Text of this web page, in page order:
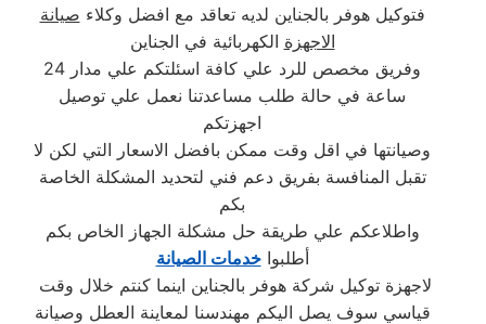
فتوكيل هوفر بالجناين لديه تعاقد مع افضل وكلاء صيانة
الاجهزة الكهربائية في الجناين
وفريق مخصص للرد علي كافة اسئلتكم علي مدار 24
ساعة في حالة طلب مساعدتنا نعمل علي توصيل
اجهزتكم
وصيانتها في اقل وقت ممكن بافضل الاسعار التي لكن لا
تقبل المنافسة بفريق دعم فني لتحديد المشكلة الخاصة
بكم
واطلاعكم علي طريقة حل مشكلة الجهاز الخاص بكم
أطلبواخدمات الصيانة
قياسي سوف يصل اليكم مهندسنا لمعاينة العطل وصيانة